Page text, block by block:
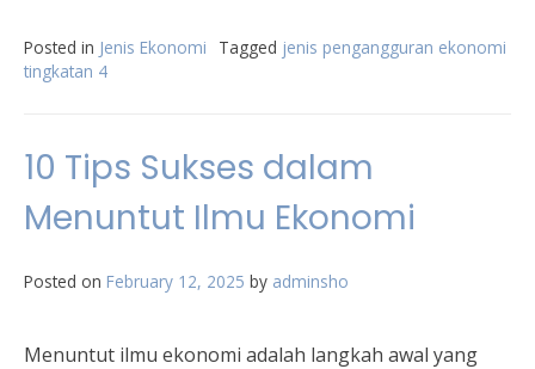
Posted in Jenis Ekonomi Tagged jenis pengangguran ekonomi
tingkatan 4
10 Tips Sukses dalam
Menuntut Ilmu Ekonomi
Posted on February 12, 2025 by adminsho
Menuntut ilmu ekonomi adalah langkah awal yang